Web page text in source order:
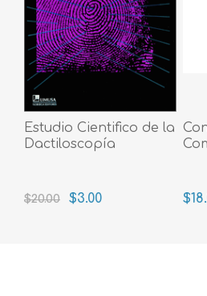
Estudio Cientifico de la
Dactiloscopía
$20.00 $3.00